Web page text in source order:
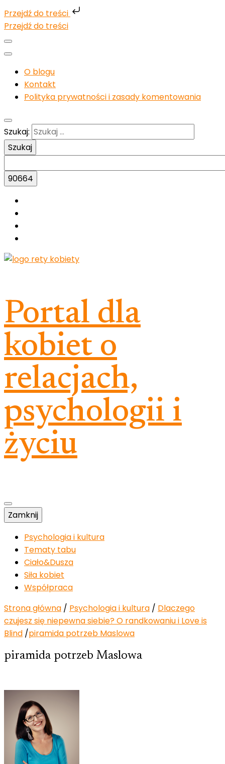
Przejdź do treści
Przejdź do treści
O blogu
Kontakt
Polityka prywatności i zasady komentowania
Szukaj:
Portal dla
kobiet o
relacjach,
psychologii i
życiu
Zamknij
Psychologia i kultura
Tematy tabu
Ciało&Dusza
Siła kobiet
Współpraca
Strona główna / Psychologia i kultura / Dlaczego
czujesz się niepewna siebie? O randkowaniu i Love is
Blind /piramida potrzeb Maslowa
piramida potrzeb Maslowa